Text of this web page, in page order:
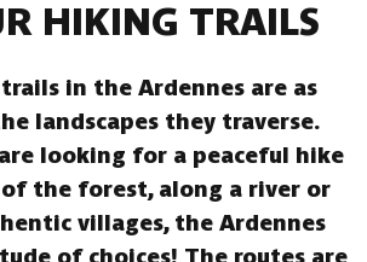
HIKING TRAILS
in the Ardennes are as
landscapes they traverse.
looking for a peaceful hike
the forest, along a river or
villages, the Ardennes
of choices! The routes are